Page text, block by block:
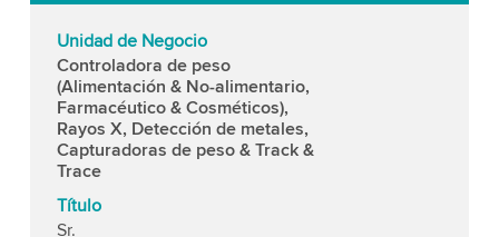
Unidad de Negocio
Controladora de peso
(Alimentación & No-alimentario,
Farmacéutico & Cosméticos),
Rayos X, Detección de metales,
Capturadoras de peso & Track &
Trace
Título
Sr.